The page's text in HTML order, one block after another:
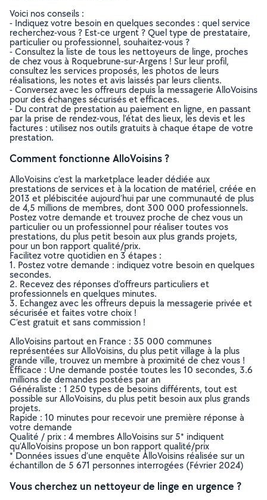
Voici nos conseils :
- Indiquez votre besoin en quelques secondes : quel service
recherchez-vous ? Est-ce urgent ? Quel type de prestataire,
particulier ou professionnel, souhaitez-vous ?
- Consultez la liste de tous les nettoyeurs de linge, proches
de chez vous à Roquebrune-sur-Argens ! Sur leur profil,
consultez les services proposés, les photos de leurs
réalisations, les notes et avis laissés par leurs clients.
- Conversez avec les offreurs depuis la messagerie AlloVoisins
pour des échanges sécurisés et efficaces.
- Du contrat de prestation au paiement en ligne, en passant
par la prise de rendez-vous, l’état des lieux, les devis et les
factures : utilisez nos outils gratuits à chaque étape de votre
prestation.
Comment fonctionne AlloVoisins ?
AlloVoisins c’est la marketplace leader dédiée aux
prestations de services et à la location de matériel, créée en
2013 et plébiscitée aujourd’hui par une communauté de plus
de 4,5 millions de membres, dont 300 000 professionnels.
Postez votre demande et trouvez proche de chez vous un
particulier ou un professionnel pour réaliser toutes vos
prestations, du plus petit besoin aux plus grands projets,
pour un bon rapport qualité/prix.
Facilitez votre quotidien en 3 étapes :
1. Postez votre demande : indiquez votre besoin en quelques
secondes.
2. Recevez des réponses d’offreurs particuliers et
professionnels en quelques minutes.
3. Echangez avec les offreurs depuis la messagerie privée et
sécurisée et faites votre choix !
C’est gratuit et sans commission !
AlloVoisins partout en France : 35 000 communes
représentées sur AlloVoisins, du plus petit village à la plus
grande ville, trouvez un membre à proximité de chez vous !
Efficace : Une demande postée toutes les 10 secondes, 3.6
millions de demandes postées par an
Généraliste : 1 250 types de besoins différents, tout est
possible sur AlloVoisins, du plus petit besoin aux plus grands
projets.
Rapide : 10 minutes pour recevoir une première réponse à
votre demande
Qualité / prix : 4 membres AlloVoisins sur 5* indiquent
qu’AlloVoisins propose un bon rapport qualité/prix
* Données issues d’une enquête AlloVoisins réalisée sur un
échantillon de 5 671 personnes interrogées (Février 2024)
Vous cherchez un nettoyeur de linge en urgence ?